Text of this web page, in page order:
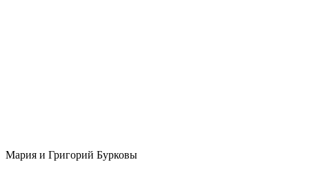
Мария и Григорий Бурковы